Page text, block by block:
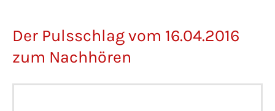
Der Pulsschlag vom 16.04.2016
zum Nachhören